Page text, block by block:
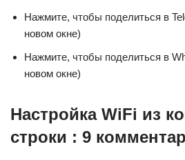
Нажмите, чтобы поделиться в
новом окне)
Нажмите, чтобы поделиться в
новом окне)
Настройка WiFi из
строки : 9